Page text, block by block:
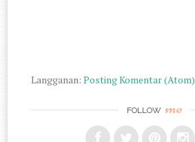
Langganan:Posting Komentar (Atom)
FOLLOW me